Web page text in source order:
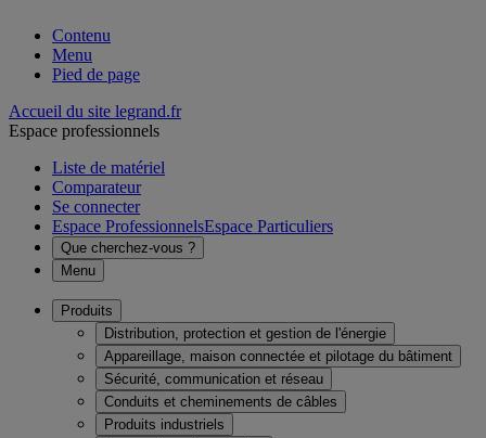
Contenu
Menu
Pied de page
Accueil du site legrand.fr
Espace professionnels
Liste de matériel
Comparateur
Se connecter
Espace ProfessionnelsEspace Particuliers
Que cherchez-vous ?
Menu
Produits
Distribution, protection et gestion de l'énergie
Appareillage, maison connectée et pilotage du bâtiment
Sécurité, communication et réseau
Conduits et cheminements de câbles
Produits industriels